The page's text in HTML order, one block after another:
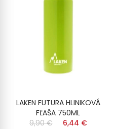
LAKEN FUTURA HLINIKOVÁ
FĽAŠA 750ML
9,90 €
6,44 €